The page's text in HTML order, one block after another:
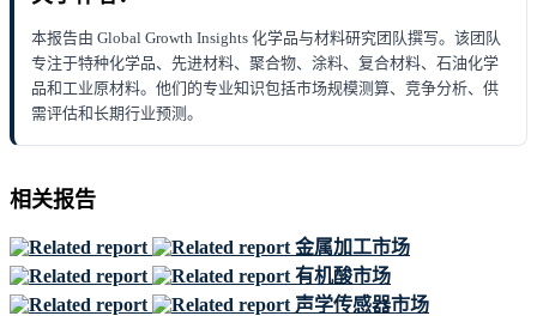
本报告由 Global Growth Insights 化学品与材料研究团队撰写。该团队
专注于特种化学品、先进材料、聚合物、涂料、复合材料、石油化学
品和工业原材料。他们的专业知识包括市场规模测算、竞争分析、供
需评估和长期行业预测。
相关报告
金属加工市场
有机酸市场
声学传感器市场